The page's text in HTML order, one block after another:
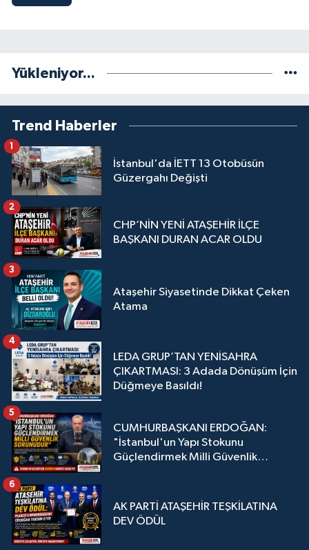
Yükleniyor...
Trend Haberler
İstanbul'da İETT 13 Otobüsün
Güzergahı Değişti
1
CHP’NİN YENİ ATAŞEHİR İLÇE
BAŞKANI DURAN ACAR OLDU
2
Ataşehir Siyasetinde Dikkat Çeken
Atama
3
LEDA GRUP’TAN YENİSAHRA
ÇIKARTMASI: 3 Adada Dönüşüm İçin
Düğmeye Basıldı!
4
CUMHURBAŞKANI ERDOĞAN:
"İstanbul'un Yapı Stokunu
Güçlendirmek Milli Güvenlik
5
AK PARTİ ATAŞEHİR TEŞKİLATINA
DEV ÖDÜL
6